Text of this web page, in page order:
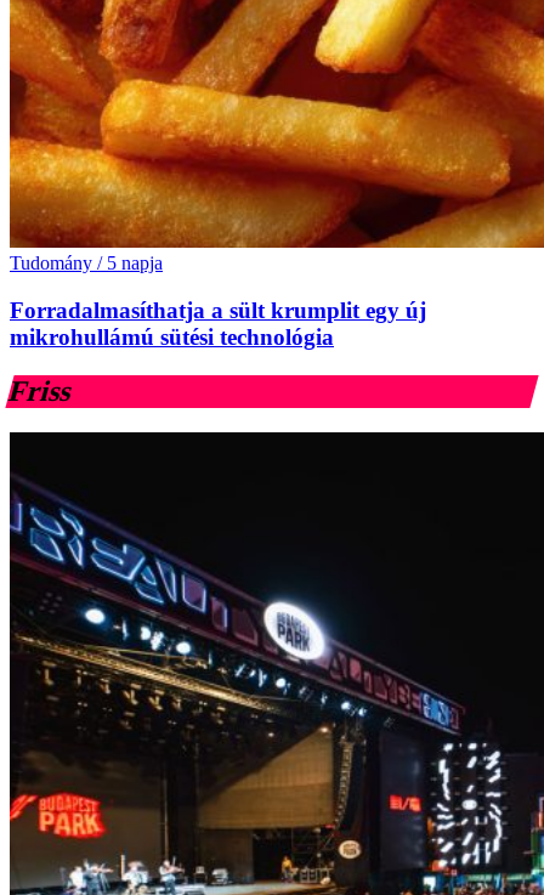
Tudomány / 5 napja
Forradalmasíthatja a sült krumplit egy új
mikrohullámú sütési technológia
Friss